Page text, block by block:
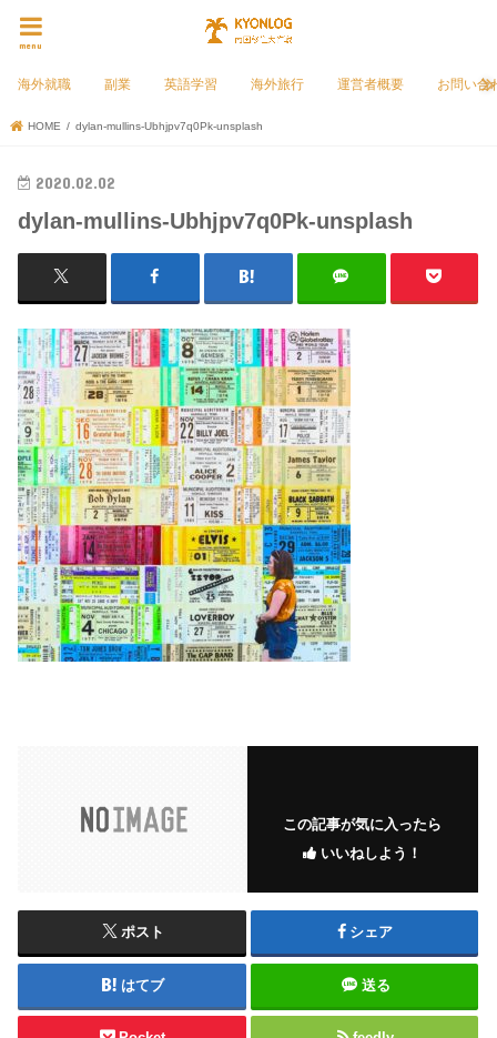
menu
海外就職 副業 英語学習 海外旅行 運営者概要 お問い合
HOME dylan-mullins-Ubhjpv7q0Pk-unsplash
2020.02.02
dylan-mullins-Ubhjpv7q0Pk-unsplash
この記事が気に入ったら
いいねしよう！
ポスト シェア
はてブ 送る